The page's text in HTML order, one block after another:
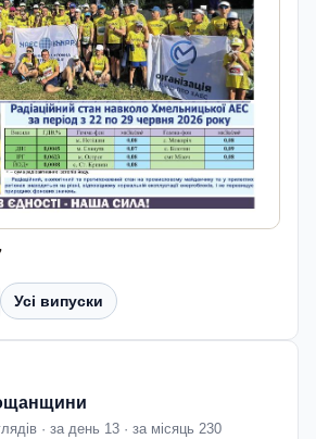
Усі випуски
· за день 13 · за місяць 230